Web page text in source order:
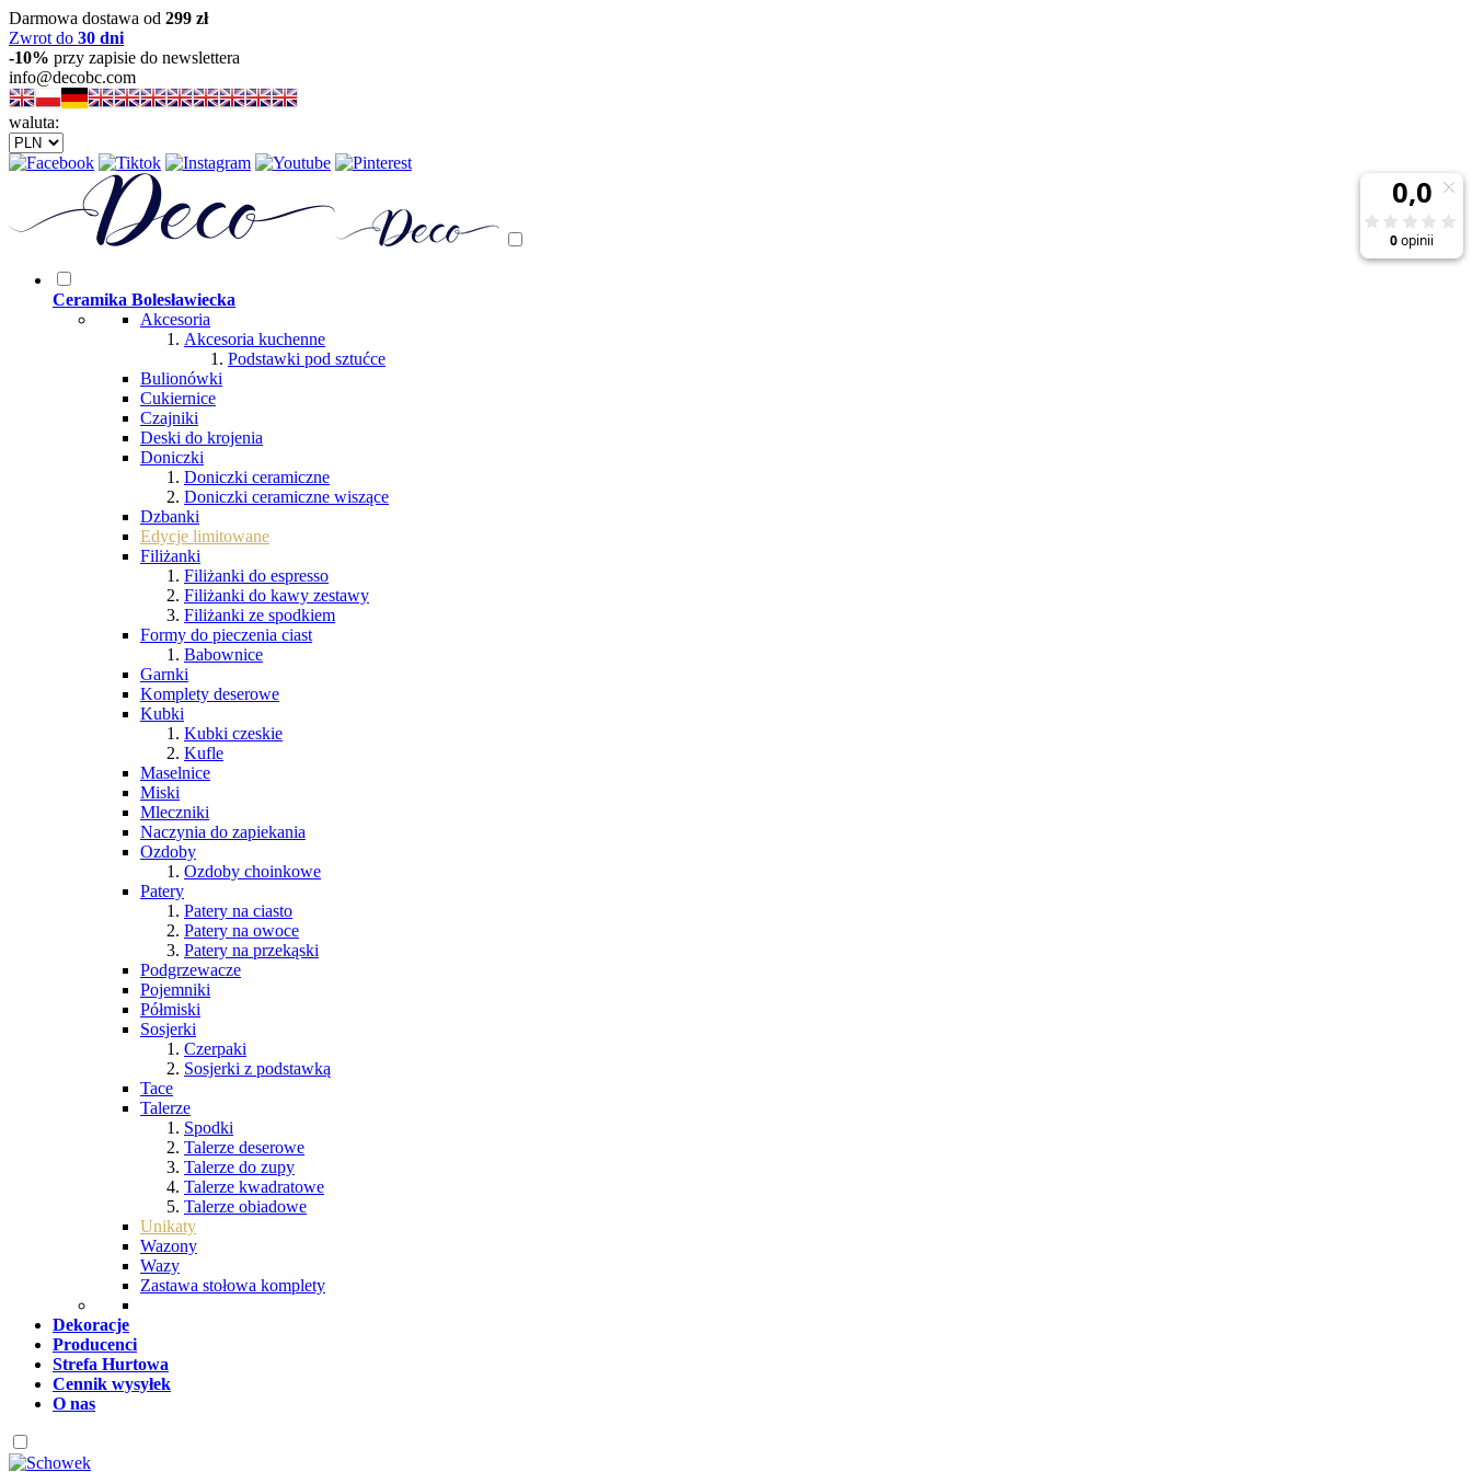
Darmowa dostawa od 299 zł
Zwrot do 30 dni
-10% przy zapisie do newslettera
info@decobc.com
waluta:
Ceramika Bolesławiecka
Akcesoria
Akcesoria kuchenne
Podstawki pod sztućce
Bulionówki
Cukiernice
Czajniki
Deski do krojenia
Doniczki
Doniczki ceramiczne
Doniczki ceramiczne wiszące
Dzbanki
Edycje limitowane
Filiżanki
Filiżanki do espresso
Filiżanki do kawy zestawy
Filiżanki ze spodkiem
Formy do pieczenia ciast
Babownice
Garnki
Komplety deserowe
Kubki
Kubki czeskie
Kufle
Maselnice
Miski
Mleczniki
Naczynia do zapiekania
Ozdoby
Ozdoby choinkowe
Patery
Patery na ciasto
Patery na owoce
Patery na przekąski
Podgrzewacze
Pojemniki
Półmiski
Sosjerki
Czerpaki
Sosjerki z podstawką
Tace
Talerze
Spodki
Talerze deserowe
Talerze do zupy
Talerze kwadratowe
Talerze obiadowe
Unikaty
Wazony
Wazy
Zastawa stołowa komplety
Dekoracje
Producenci
Strefa Hurtowa
Cennik wysyłek
O nas